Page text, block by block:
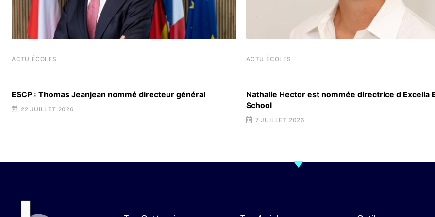
ACTU ÉCOLES
ESCP : Thomas Jeanjean nommé directeur général
22 JUILLET 2026
ACTU ÉCOLES
Nathalie Hector est nommée directrice d’Excelia
School
7 JUILLET 2026